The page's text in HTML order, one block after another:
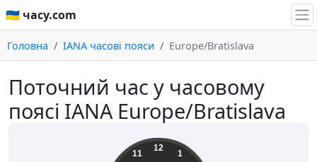
🇺🇦 часу.com
Головна IANA часові пояси Europe/Bratislava
Поточний час у часовому
поясі IANA Europe/Bratislava
12
1
11